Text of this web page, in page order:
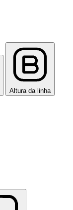
Altura da linha